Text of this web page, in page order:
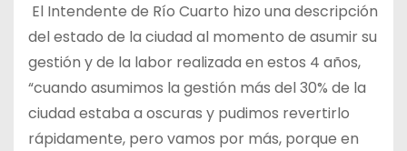
El Intendente de Río Cuarto hizo una descripción
del estado de la ciudad al momento de asumir su
gestión y de la labor realizada en estos 4 años,
“cuando asumimos la gestión más del 30% de la
ciudad estaba a oscuras y pudimos revertirlo
rápidamente, pero vamos por más, porque en